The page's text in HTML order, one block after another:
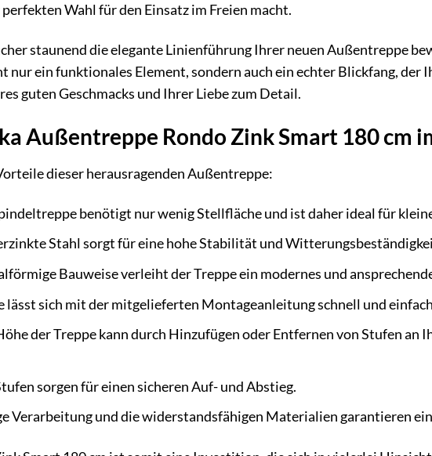
Wahl für den Einsatz im Freien macht.
staunend die elegante Linienführung Ihrer neuen Außentreppe
nur ein funktionales Element, sondern auch ein echter Blickfang, der
guten Geschmacks und Ihrer Liebe zum Detail.
Außentreppe Rondo Zink Smart 180 cm
dieser herausragenden Außentreppe:
benötigt nur wenig Stellfläche und ist daher ideal für
Stahl sorgt für eine hohe Stabilität und
Bauweise verleiht der Treppe ein modernes und
lässt sich mit der mitgelieferten Montageanleitung schnell und
der Treppe kann durch Hinzufügen oder Entfernen von Stufen an
sorgen für einen sicheren Auf- und Abstieg.
Verarbeitung und die widerstandsfähigen Materialien garantieren